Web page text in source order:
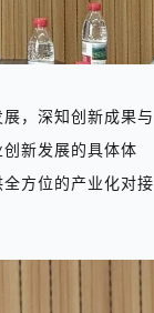
，深知创新成果与
新发展的具体体
方位的产业化对接